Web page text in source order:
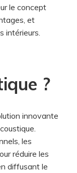
le concept
et
intérieurs.
?
innovante
les
réduire les
diffusant le